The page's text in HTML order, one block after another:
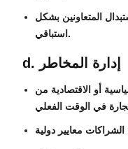
المتعاونين بشكل
استباقي.
d. إدارة المخاطر
أو الاقتصادية من